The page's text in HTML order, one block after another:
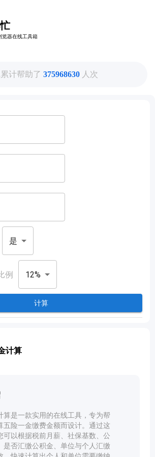
览器在线工具箱
器在线工具箱
计帮助了 375968630 人次
是
例 12%
计算
计算
算是一款实用的在线工具，专为帮
五险一金缴费金额而设计。通过这
可以根据税前月薪、社保基数、公
是否汇缴公积金、单位与个人汇缴